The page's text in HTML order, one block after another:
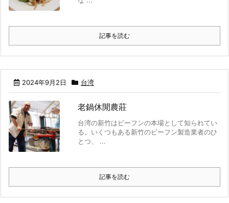
記事を読む
2024年9月2日 台湾
老鍋休閒農莊
台湾の新竹はビーフンの本場として知られてい
る。いくつもある新竹のビーフン製造業者のひ
とつ、 ...
記事を読む